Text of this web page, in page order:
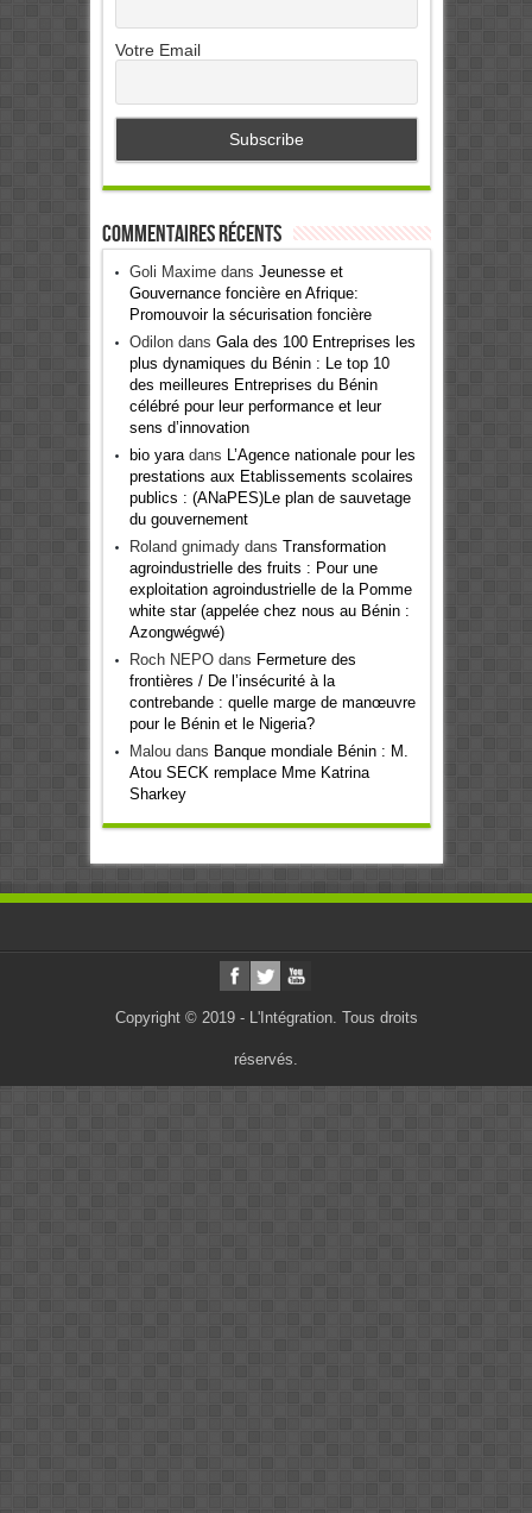
Votre Email
Commentaires récents
Goli Maximedans Jeunesse et
Gouvernance foncière en Afrique:
Promouvoir la sécurisation foncière
Odilondans Gala des 100 Entreprises les
plus dynamiques du Bénin : Le top 10
des meilleures Entreprises du Bénin
célébré pour leur performance et leur
sens d’innovation
bio yaradans
L’Agence nationale pour les
prestations aux Etablissements scolaires
publics : (ANaPES)Le plan de sauvetage
du gouvernement
Roland gnimadydans Transformation
agroindustrielle des fruits : Pour une
exploitation agroindustrielle de la Pomme
white star (appelée chez nous au Bénin :
Azongwégwé)
Roch NEPOdans Fermeture des
frontières / De l’insécurité à la
contrebande : quelle marge de manœuvre
pour le Bénin et le Nigeria?
Maloudans Banque mondiale Bénin : M.
Atou SECK remplace Mme Katrina
Sharkey
Copyright © 2019 - L'Intégration. Tous droits
réservés.